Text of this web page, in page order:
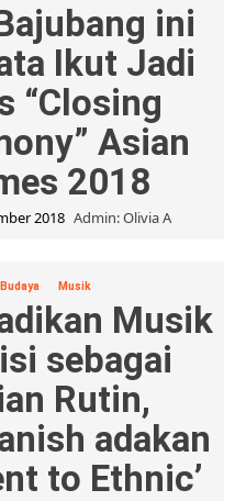
ini
Ikut Jadi
“Closing
Asian
2018
2018 Admin: Olivia A
Budaya Musik
Musik
sebagai
Rutin,
adakan
to Ethnic’